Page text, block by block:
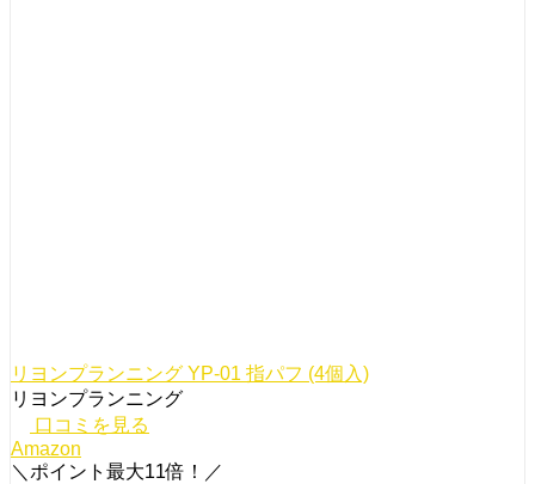
リヨンプランニング YP-01 指パフ (4個入)
リヨンプランニング
口コミを見る
Amazon
＼ポイント最大11倍！／